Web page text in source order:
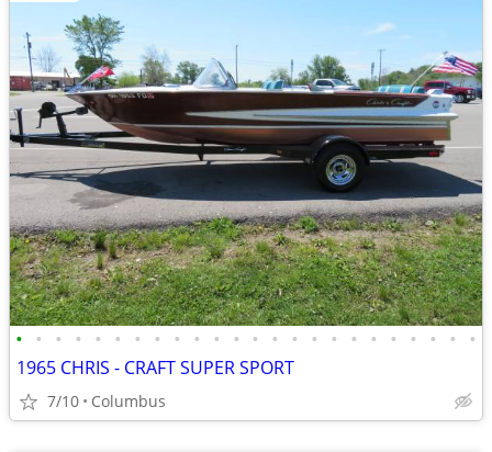
• • • • • • • • • • • • • • • • • • • • • • • •
1965 CHRIS - CRAFT SUPER SPORT
7/10 Columbus